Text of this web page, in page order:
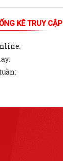
KÊ TRUY CẬP